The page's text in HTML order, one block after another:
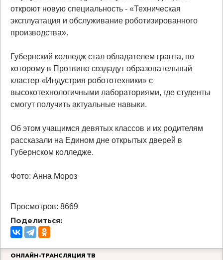
откроют новую специальность - «Техническая
эксплуатация и обслуживание роботизированного
производства».
Губернский колледж стал обладателем гранта, по
которому в Протвино создадут образовательный
кластер «Индустрия робототехники» с
высокотехнологичными лабораториями, где студенты
смогут получить актуальные навыки.
Об этом учащимся девятых классов и их родителям
рассказали на Едином дне открытых дверей в
Губернском колледже.
Фото: Анна Мороз
Просмотров: 8669
Поделиться:
ОНЛАЙН-ТРАНСЛЯЦИЯ ТВ